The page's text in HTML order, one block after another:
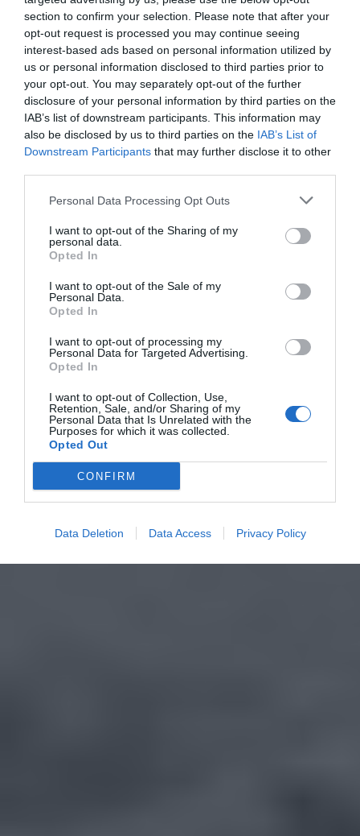
section to confirm your selection. Please note that after your
opt-out request is processed you may continue seeing
interest-based ads based on personal information utilized by
us or personal information disclosed to third parties prior to
your opt-out. You may separately opt-out of the further
disclosure of your personal information by third parties on the
IAB’s list of downstream participants. This information may
also be disclosed by us to third parties on the IAB’s List of
Downstream Participants that may further disclose it to other
Personal Data Processing Opt Outs
I want to opt-out of the Sharing of my
personal data.
Opted In
I want to opt-out of the Sale of my
Personal Data.
Opted In
I want to opt-out of processing my
Personal Data for Targeted Advertising.
Opted In
I want to opt-out of Collection, Use,
Retention, Sale, and/or Sharing of my
Personal Data that Is Unrelated with the
Purposes for which it was collected.
Opted Out
CONFIRM
Data Deletion Data Access Privacy Policy